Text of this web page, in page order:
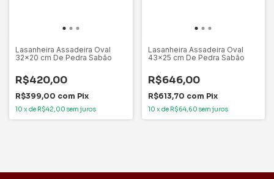
Lasanheira Assadeira Oval
32x20 cm De Pedra Sabão
R$420,00
R$399,00 com Pix
10 xde R$42,00 sem juros
Lasanheira Assadeira Oval
43x25 cm De Pedra Sabão
R$646,00
R$613,70 com Pix
10 xde R$64,60 sem juros